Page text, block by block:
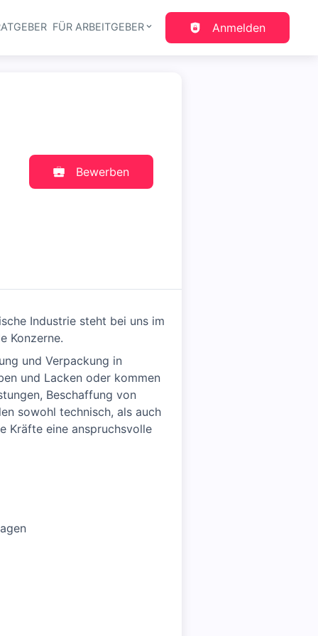
FÜR ARBEITGEBER Anmelden
Bewerben
Industrie steht bei uns im
Konzerne.
und Verpackung in
und Lacken oder kommen
Beschaffung von
sowohl technisch, als auch
Kräfte eine anspruchsvolle